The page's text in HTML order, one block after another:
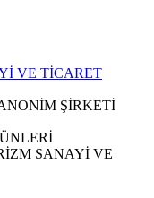
VE TİCARET
ŞİRKETİ
SANAYİ VE